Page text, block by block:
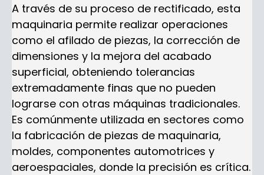
A través de su proceso de rectificado, esta
maquinaria permite realizar operaciones
como el afilado de piezas, la corrección de
dimensiones y la mejora del acabado
superficial, obteniendo tolerancias
extremadamente finas que no pueden
lograrse con otras máquinas tradicionales.
Es comúnmente utilizada en sectores como
la fabricación de piezas de maquinaria,
moldes, componentes automotrices y
aeroespaciales, donde la precisión es crítica.